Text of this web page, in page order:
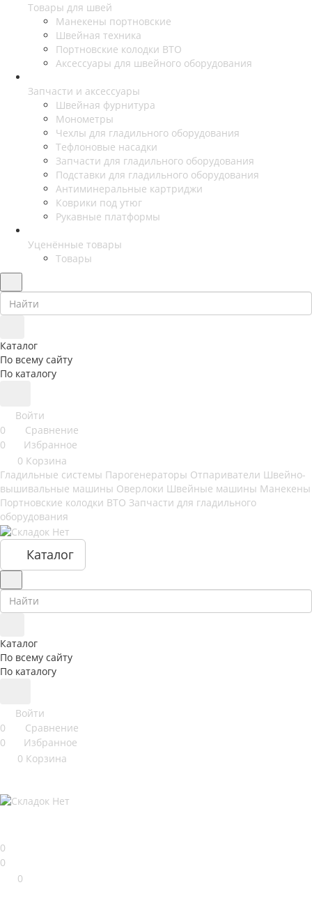
Товары для швей
Манекены портновские
Швейная техника
Портновские колодки ВТО
Аксессуары для швейного оборудования
Запчасти и аксессуары
Швейная фурнитура
Монометры
Чехлы для гладильного оборудования
Тефлоновые насадки
Запчасти для гладильного оборудования
Подставки для гладильного оборудования
Антиминеральные картриджи
Коврики под утюг
Рукавные платформы
Уценённые товары
Товары
Каталог
По всему сайту
По каталогу
Войти
0
Сравнение
0
Избранное
0 Корзина
Гладильные системы Парогенераторы Отпариватели Швейно-
вышивальные машины Оверлоки Швейные машины Манекены
Портновские колодки ВТО Запчасти для гладильного
оборудования
Каталог
Каталог
По всему сайту
По каталогу
Войти
0
Сравнение
0
Избранное
0 Корзина
0
0
0